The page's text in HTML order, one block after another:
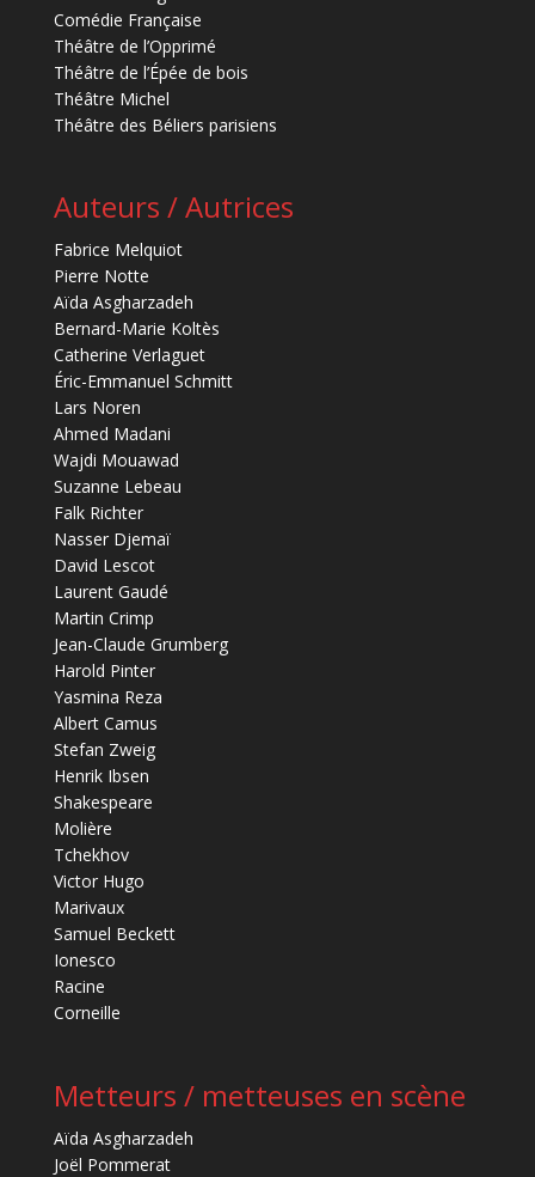
Comédie Française
Théâtre de l’Opprimé
Théâtre de l’Épée de bois
Théâtre Michel
Théâtre des Béliers parisiens
Auteurs / Autrices
Fabrice Melquiot
Pierre Notte
Aïda Asgharzadeh
Bernard-Marie Koltès
Catherine Verlaguet
Éric-Emmanuel Schmitt
Lars Noren
Ahmed Madani
Wajdi Mouawad
Suzanne Lebeau
Falk Richter
Nasser Djemaï
David Lescot
Laurent Gaudé
Martin Crimp
Jean-Claude Grumberg
Harold Pinter
Yasmina Reza
Albert Camus
Stefan Zweig
Henrik Ibsen
Shakespeare
Molière
Tchekhov
Victor Hugo
Marivaux
Samuel Beckett
Ionesco
Racine
Corneille
Metteurs / metteuses en scène
Aïda Asgharzadeh
Joël Pommerat